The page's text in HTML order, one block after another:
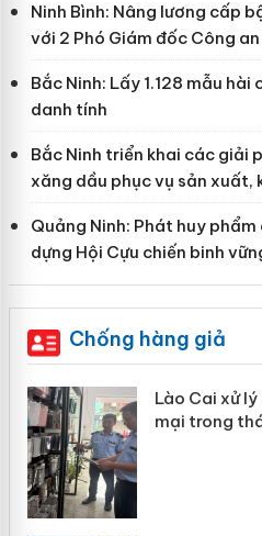
Ninh Bình: Nâng lương cấp
với 2 Phó Giám đốc Công
Bắc Ninh: Lấy 1.128 mẫu
danh tính
Bắc Ninh triển khai các giải
xăng dầu phục vụ sản xuất,
Quảng Ninh: Phát huy
dựng Hội Cựu chiến binh
Chống hàng giả
Lào Cai xử
mại trong